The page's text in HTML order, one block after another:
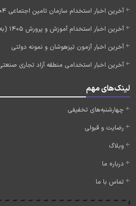
آخرین اخبار استخدام سازمان تامین اجتماعی 1404 (به زودی)
آخرین اخبار استخدام آموزش و پرورش 1405 (به زودی)
آخرین اخبار آزمون تیزهوشان و نمونه دولتی
آخرین اخبار استخدامی منطقه آزاد تجاری صنعتی
لینک‌های مهم
چهارشنبه‌های تخفیفی
رضایت و قبولی
وبلاگ
درباره ما
تماس با ما